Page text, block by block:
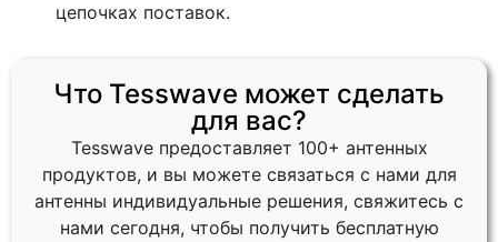
цепочках поставок.
Что Tesswave может сделать
для вас?
Tesswave предоставляет 100+ антенных
продуктов, и вы можете связаться с нами для
антенны индивидуальные решения, свяжитесь с
нами сегодня, чтобы получить бесплатную